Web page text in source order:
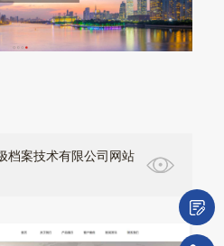
档案技术有限公司网站